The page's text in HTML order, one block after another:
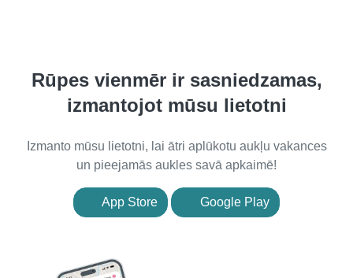
Rūpes vienmēr ir sasniedzamas,
izmantojot mūsu lietotni
Izmanto mūsu lietotni, lai ātri aplūkotu aukļu vakances
un pieejamās aukles savā apkaimē!
App Store Google Play